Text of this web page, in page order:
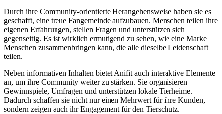
Durch ihre Community-orientierte Herangehensweise haben sie es
geschafft, eine treue Fangemeinde aufzubauen. Menschen teilen ihre
eigenen Erfahrungen, stellen Fragen und unterstützen sich
gegenseitig. Es ist wirklich ermutigend zu sehen, wie eine Marke
Menschen zusammenbringen kann, die alle dieselbe Leidenschaft
teilen.
Neben informativen Inhalten bietet Anifit auch interaktive Elemente
an, um ihre Community weiter zu stärken. Sie organisieren
Gewinnspiele, Umfragen und unterstützen lokale Tierheime.
Dadurch schaffen sie nicht nur einen Mehrwert für ihre Kunden,
sondern zeigen auch ihr Engagement für den Tierschutz.